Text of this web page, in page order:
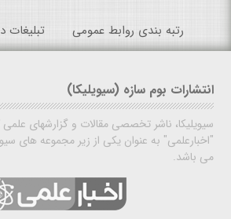
رتبه بندی روابط عمومی تبلیغات
انتشارات بوم سازه (سیویلیکا)
سیویلیکا، ناشر تخصصی مقالات و گزارشهای
"اخبارعلمی" به عنوان یکی از زیر مجموعه های
می باشد.